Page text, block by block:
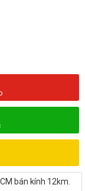
bán kính 12km.